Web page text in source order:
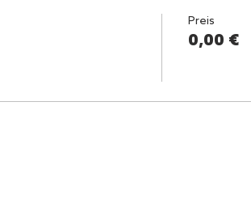
Preis
0,00 €